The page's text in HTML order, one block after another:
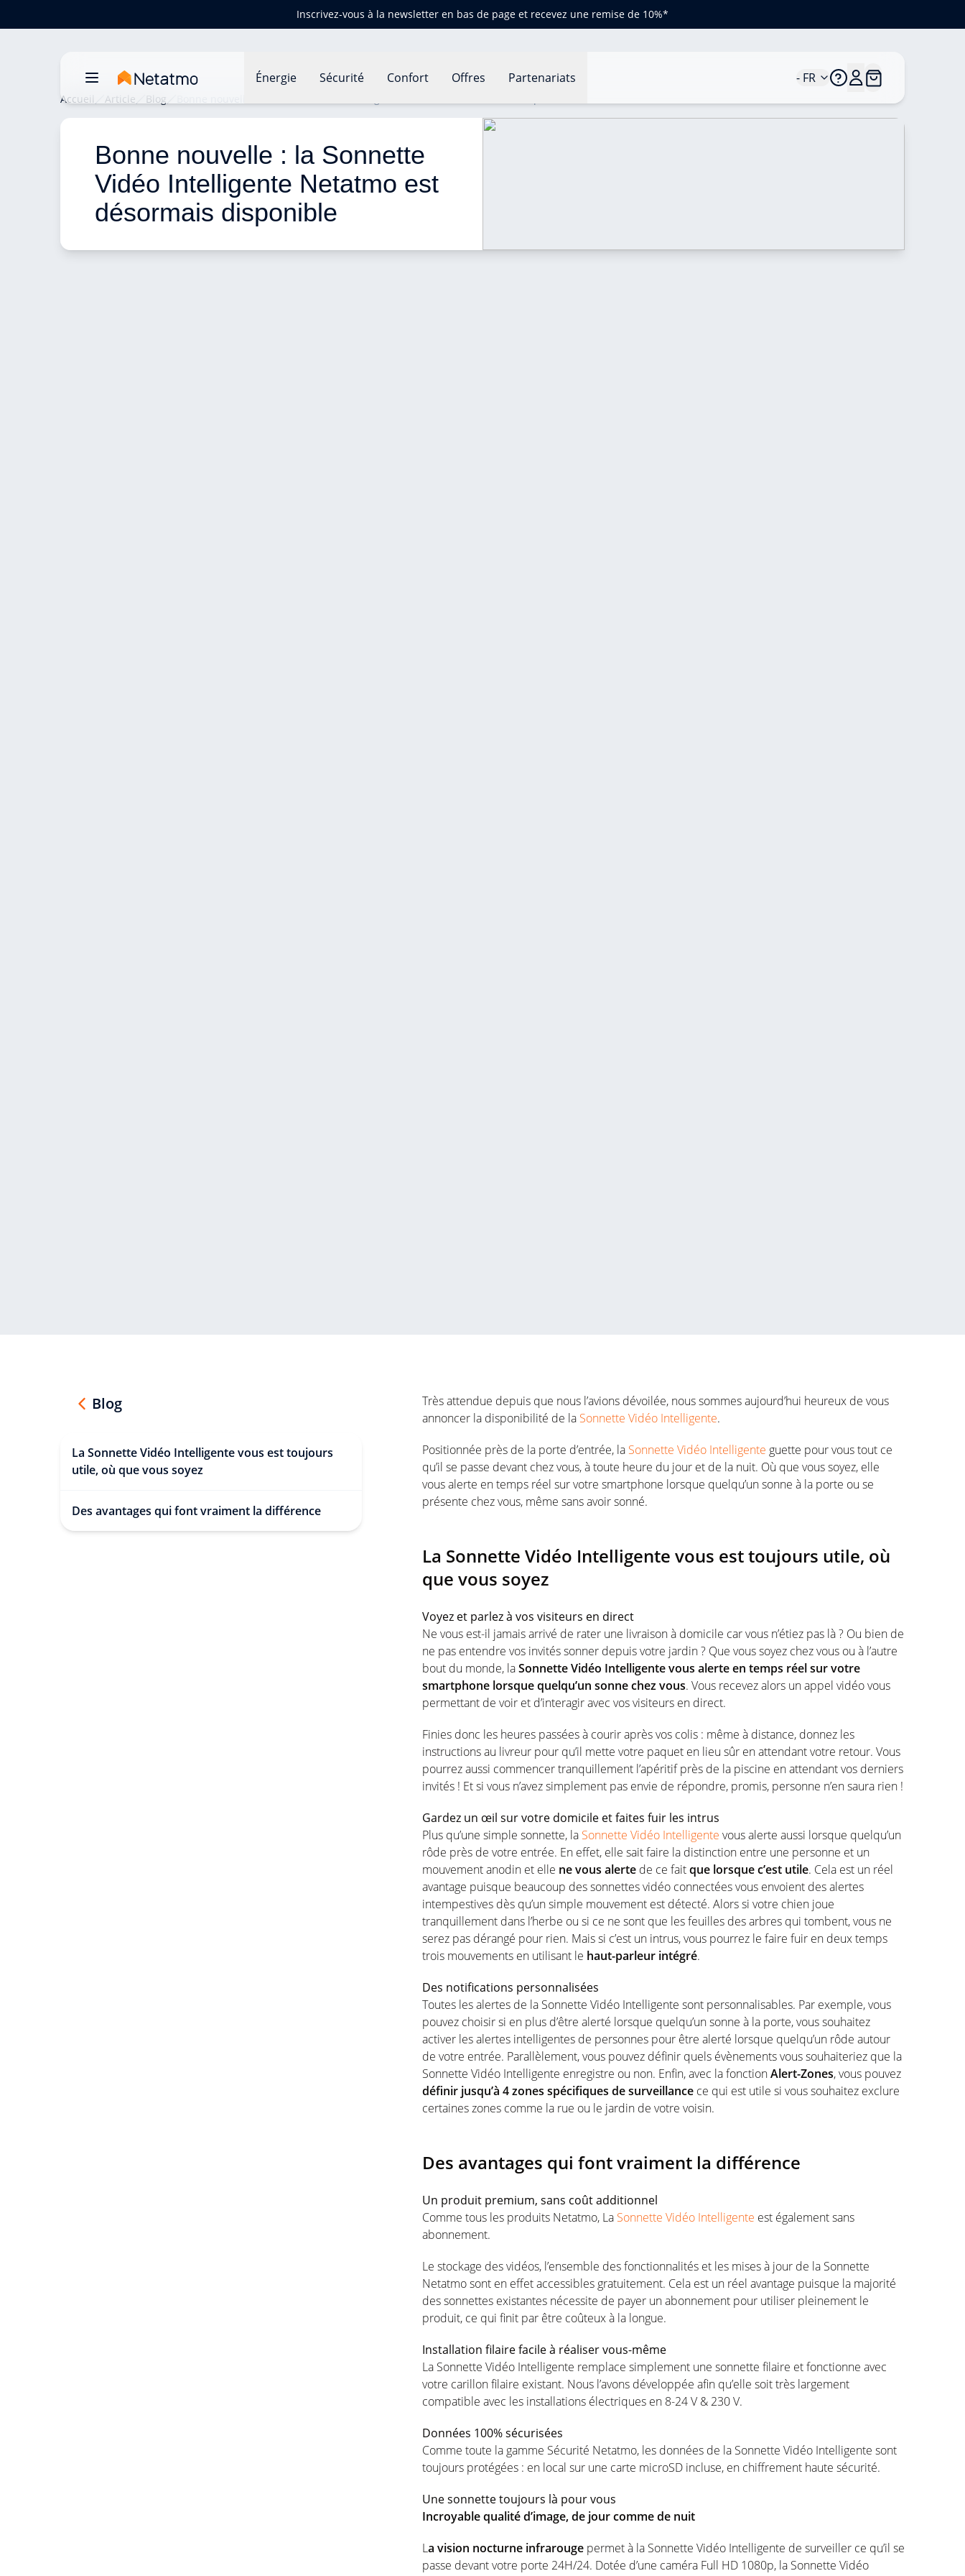
Inscrivez-vous à la newsletter en bas de page et recevez une remise de 10%*
Énergie Sécurité Confort Offres Partenariats - FR
Accueil Article Blog
Bonne nouvelle : la Sonnette
Vidéo Intelligente Netatmo est
désormais disponible
Blog
La Sonnette Vidéo Intelligente vous est toujours
utile, où que vous soyez
Des avantages qui font vraiment la différence
Très attendue depuis que nous l’avions dévoilée, nous sommes aujourd’hui heureux de vous
annoncer la disponibilité de la Sonnette Vidéo Intelligente.
Positionnée près de la porte d’entrée, la Sonnette Vidéo Intelligente guette pour vous tout ce
qu’il se passe devant chez vous, à toute heure du jour et de la nuit. Où que vous soyez, elle
vous alerte en temps réel sur votre smartphone lorsque quelqu’un sonne à la porte ou se
présente chez vous, même sans avoir sonné.
La Sonnette Vidéo Intelligente vous est toujours utile, où
que vous soyez
Voyez et parlez à vos visiteurs en direct
Ne vous est-il jamais arrivé de rater une livraison à domicile car vous n’étiez pas là ? Ou bien de
ne pas entendre vos invités sonner depuis votre jardin ? Que vous soyez chez vous ou à l’autre
bout du monde, laSonnette Vidéo Intelligente vous alerte en temps réel sur votre
smartphone lorsque quelqu’un sonne chez vous. Vous recevez alors un appel vidéo vous
permettant de voir et d’interagir avec vos visiteurs en direct.
Finies donc les heures passées à courir après vos colis : même à distance, donnez les
instructions au livreur pour qu’il mette votre paquet en lieu sûr en attendant votre retour. Vous
pourrez aussi commencer tranquillement l’apéritif près de la piscine en attendant vos derniers
invités ! Et si vous n’avez simplement pas envie de répondre, promis, personne n’en saura rien !
Gardez un œil sur votre domicile et faites fuir les intrus
Plus qu’une simple sonnette, la Sonnette Vidéo Intelligente vous alerte aussi lorsque quelqu’un
rôde près de votre entrée. En effet, elle sait faire la distinction entre une personne et un
mouvement anodin et elle ne vous alerte de ce faitque lorsque c’est utile. Cela est un réel
avantage puisque beaucoup des sonnettes vidéo connectées vous envoient des alertes
intempestives dès qu’un simple mouvement est détecté. Alors si votre chien joue
tranquillement dans l’herbe ou si ce ne sont que les feuilles des arbres qui tombent, vous ne
serez pas dérangé pour rien. Mais si c’est un intrus, vous pourrez le faire fuir en deux temps
trois mouvements en utilisant le haut-parleur intégré.
Des notifications personnalisées
Toutes les alertes de la Sonnette Vidéo Intelligente sont personnalisables. Par exemple, vous
pouvez choisir si en plus d’être alerté lorsque quelqu’un sonne à la porte, vous souhaitez
activer les alertes intelligentes de personnes pour être alerté lorsque quelqu’un rôde autour
de votre entrée. Parallèlement, vous pouvez définir quels évènements vous souhaiteriez que la
Sonnette Vidéo Intelligente enregistre ou non. Enfin, avec la fonctionAlert-Zones, vous pouvez
définir jusqu’à 4 zones spécifiques de surveillance ce qui est utile si vous souhaitez exclure
certaines zones comme la rue ou le jardin de votre voisin.
Des avantages qui font vraiment la différence
Un produit premium, sans coût additionnel
Comme tous les produits Netatmo, La Sonnette Vidéo Intelligente est également sans
abonnement.
Le stockage des vidéos, l’ensemble des fonctionnalités et les mises à jour de la Sonnette
Netatmo sont en effet accessibles gratuitement. Cela est un réel avantage puisque la majorité
des sonnettes existantes nécessite de payer un abonnement pour utiliser pleinement le
produit, ce qui finit par être coûteux à la longue.
Installation filaire facile à réaliser vous-même
La Sonnette Vidéo Intelligente remplace simplement une sonnette filaire et fonctionne avec
votre carillon filaire existant. Nous l’avons développée afin qu’elle soit très largement
compatible avec les installations électriques en 8-24 V & 230 V.
Données 100% sécurisées
Comme toute la gamme Sécurité Netatmo, les données de la Sonnette Vidéo Intelligente sont
toujours protégées : en local sur une carte microSD incluse, en chiffrement haute sécurité.
Une sonnette toujours là pour vous
Incroyable qualité d’image, de jour comme de nuit
La vision nocturne infrarouge permet à la Sonnette Vidéo Intelligente de surveiller ce qu’il se
passe devant votre porte 24H/24. Dotée d’une caméra Full HD 1080p, la Sonnette Vidéo